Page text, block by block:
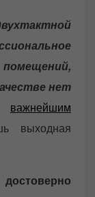
нет
важнейшим
выходная